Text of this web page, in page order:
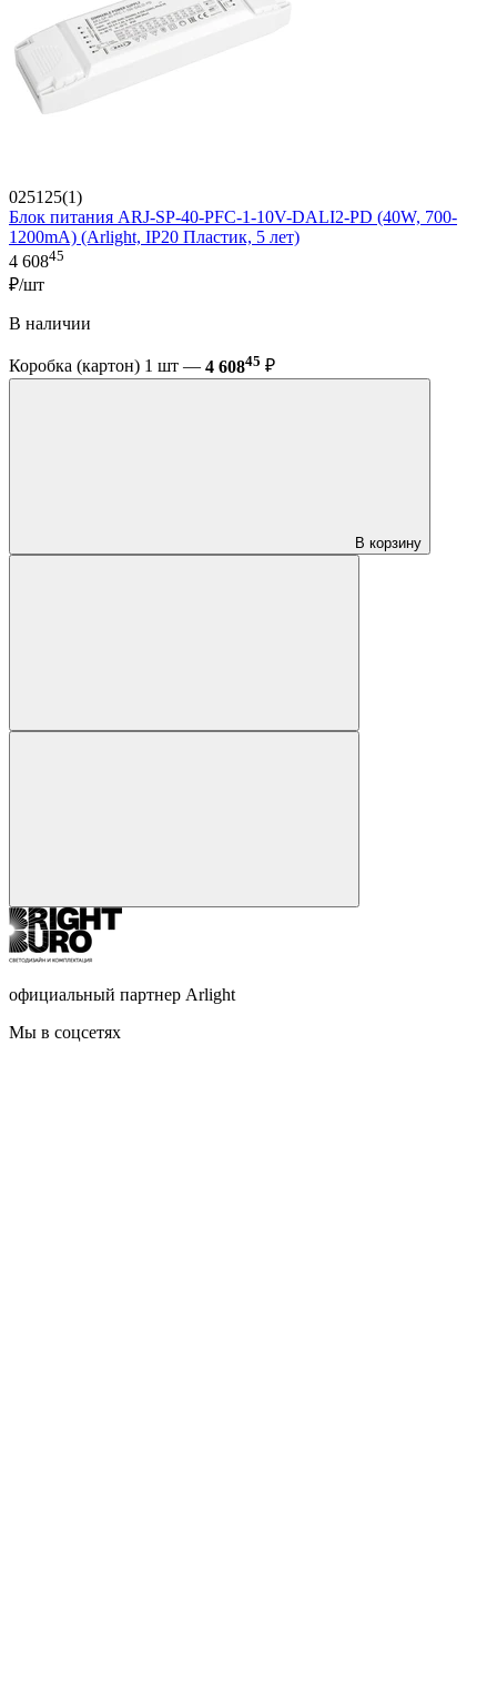
025125(1)
Блок питания ARJ-SP-40-PFC-1-10V-DALI2-PD (40W, 700-
1200mA) (Arlight, IP20 Пластик, 5 лет)
4 60845
₽/шт
В наличии
Коробка (картон) 1 шт — 4 60845 ₽
В корзину
официальный партнер Arlight
Мы в соцсетях